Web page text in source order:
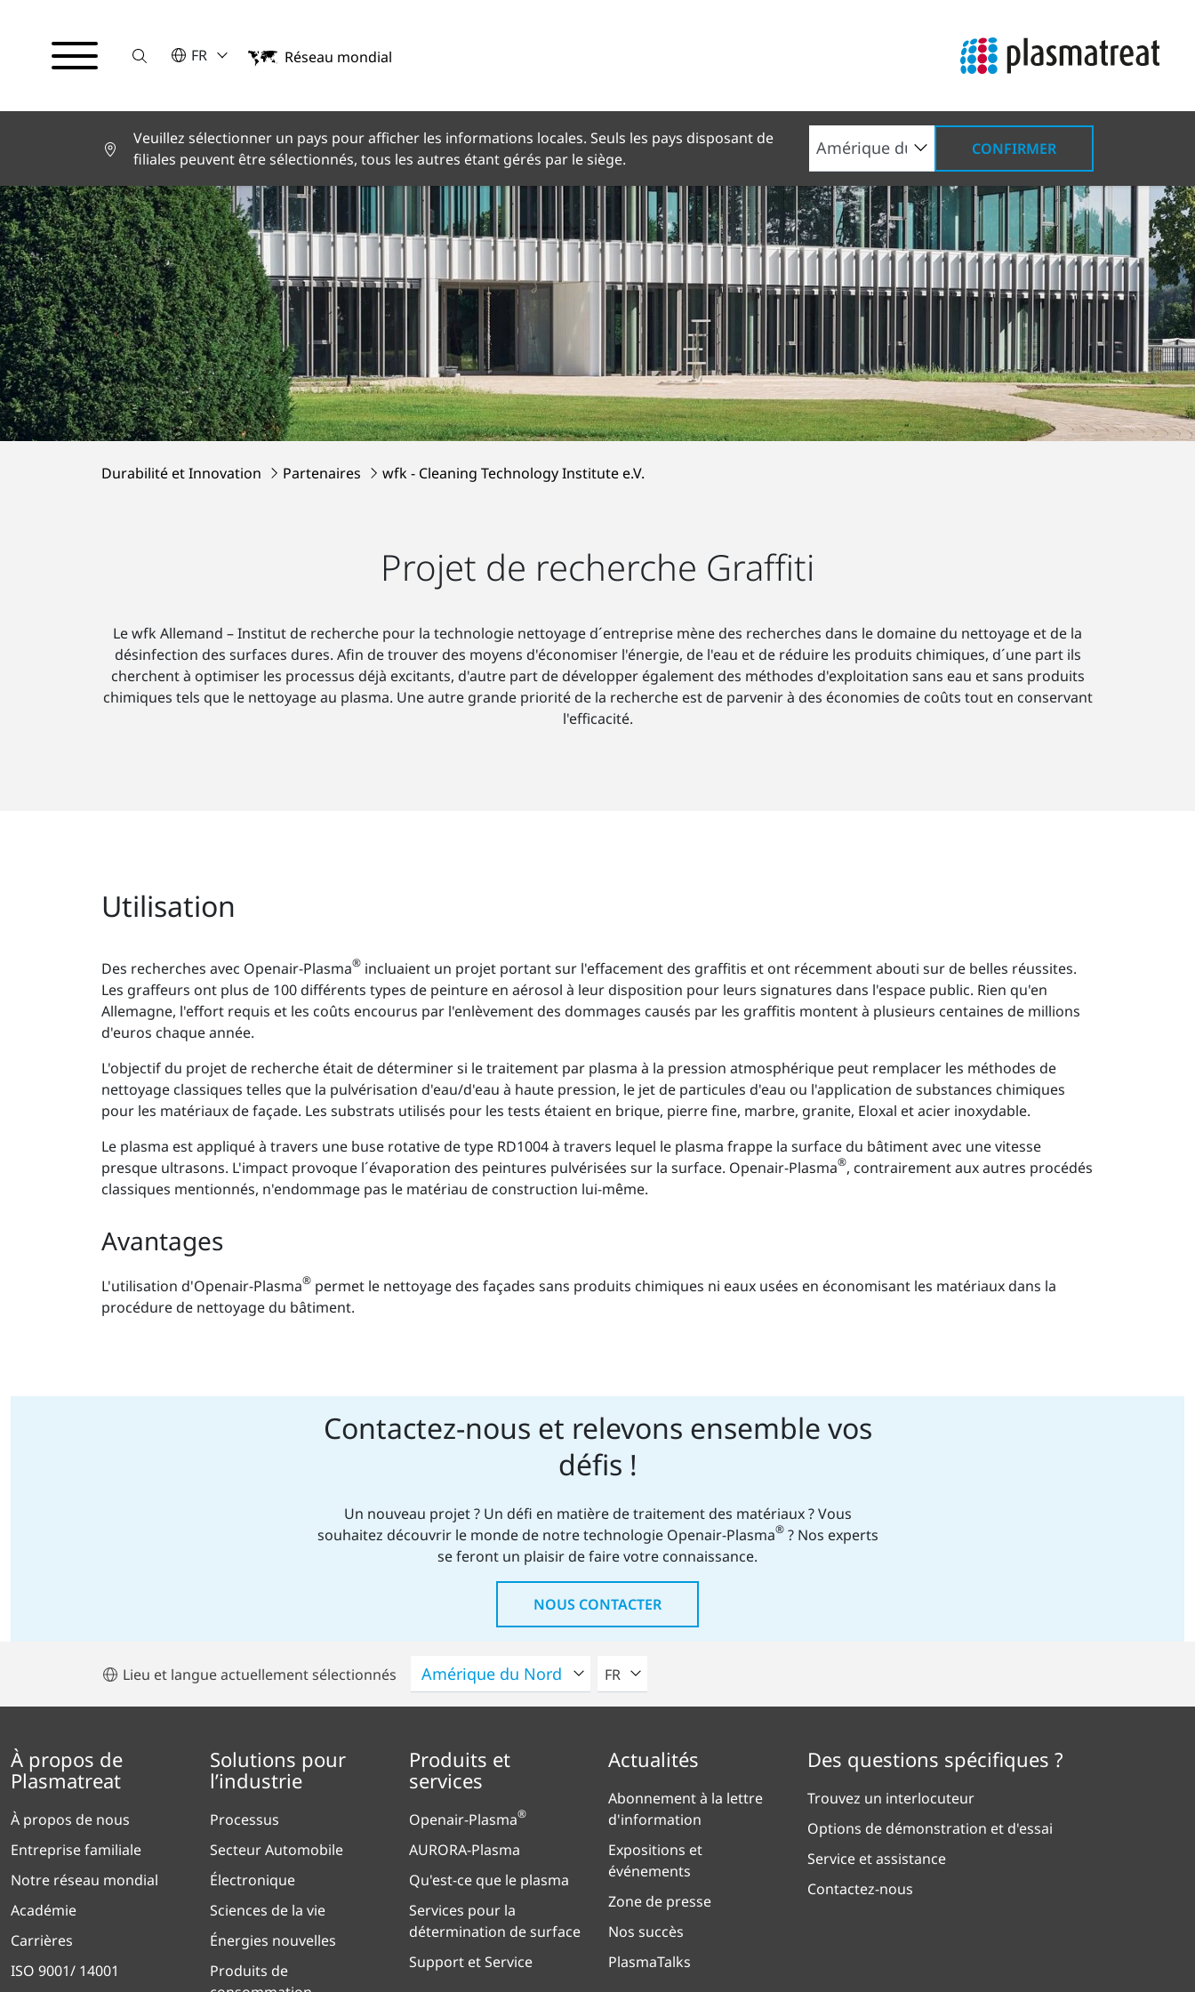
SucheVEUILLEZ SÉLECTIONNER UNE LANGUE
FR
English
Español
Français
Italiano
Türkçe
日本語
한국어
中文
Réseau mondial
Veuillez sélectionner un pays pour afficher les informations locales. Seuls les pays disposant de
filiales peuvent être sélectionnés, tous les autres étant gérés par le siège.
CONFIRMER
Durabilité et Innovation Partenaires wfk - Cleaning Technology Institute e.V.
Projet de recherche Graffiti
Le wfk Allemand – Institut de recherche pour la technologie nettoyage d´entreprise mène des recherches dans le domaine du nettoyage et de la
désinfection des surfaces dures. Afin de trouver des moyens d'économiser l'énergie, de l'eau et de réduire les produits chimiques, d´une part ils
cherchent à optimiser les processus déjà excitants, d'autre part de développer également des méthodes d'exploitation sans eau et sans produits
chimiques tels que le nettoyage au plasma. Une autre grande priorité de la recherche est de parvenir à des économies de coûts tout en conservant
l'efficacité.
Utilisation
Des recherches avec Openair-Plasma® incluaient un projet portant sur l'effacement des graffitis et ont récemment abouti sur de belles réussites.
Les graffeurs ont plus de 100 différents types de peinture en aérosol à leur disposition pour leurs signatures dans l'espace public. Rien qu'en
Allemagne, l'effort requis et les coûts encourus par l'enlèvement des dommages causés par les graffitis montent à plusieurs centaines de millions
d'euros chaque année.
L'objectif du projet de recherche était de déterminer si le traitement par plasma à la pression atmosphérique peut remplacer les méthodes de
nettoyage classiques telles que la pulvérisation d'eau/d'eau à haute pression, le jet de particules d'eau ou l'application de substances chimiques
pour les matériaux de façade. Les substrats utilisés pour les tests étaient en brique, pierre fine, marbre, granite, Eloxal et acier inoxydable.
Le plasma est appliqué à travers une buse rotative de type RD1004 à travers lequel le plasma frappe la surface du bâtiment avec une vitesse
presque ultrasons. L'impact provoque l´évaporation des peintures pulvérisées sur la surface. Openair-Plasma®, contrairement aux autres procédés
classiques mentionnés, n'endommage pas le matériau de construction lui-même.
Avantages
L'utilisation d'Openair-Plasma® permet le nettoyage des façades sans produits chimiques ni eaux usées en économisant les matériaux dans la
procédure de nettoyage du bâtiment.
Contactez-nous et relevons ensemble vos
défis !
Un nouveau projet ? Un défi en matière de traitement des matériaux ? Vous
souhaitez découvrir le monde de notre technologie Openair-Plasma®? Nos experts
se feront un plaisir de faire votre connaissance.
NOUS CONTACTER
Lieu et langue actuellement sélectionnés VEUILLEZ SÉLECTIONNER UNE LANGUE
FR
À propos de
Plasmatreat
À propos de nous
Entreprise familiale
Notre réseau mondial
Académie
Carrières
ISO 9001/ 14001
Solutions pour
l’industrie
Processus
Secteur Automobile
Électronique
Sciences de la vie
Énergies nouvelles
Produits de
Produits et
services
Openair-Plasma®
AURORA-Plasma
Qu'est-ce que le plasma
Services pour la
détermination de surface
Support et Service
Actualités
Abonnement à la lettre
d'information
Expositions et
événements
Zone de presse
Nos succès
PlasmaTalks
Des questions spécifiques ?
Trouvez un interlocuteur
Options de démonstration et d'essai
Service et assistance
Contactez-nous